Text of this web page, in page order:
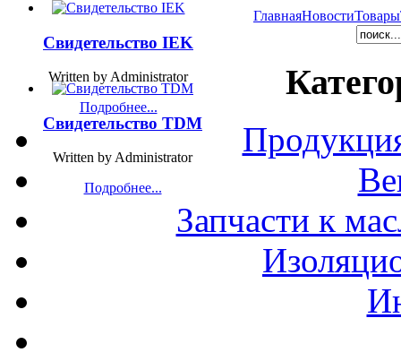
ГлавнаяНовостиТовары
Запчасти к
Свидетельство IEK
Written by Administrator
Подробнее...
Свидетельство TDM
Written by Administrator
Подробнее...